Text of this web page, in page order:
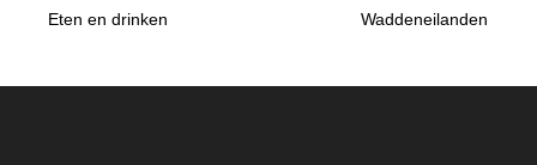
Eten en drinken
Waddeneilanden